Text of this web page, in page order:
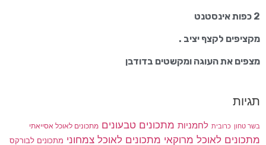
2 כפות אינסטנט
מקציפים לקצף יציב .
מצפים את העוגה ומקשטים בדודבן
תגיות
בשר טחון כרובית לחמניות מתכונים טבעונים מתכונים לאוכל אסייאתי
מתכונים לאוכל מרוקאי מתכונים לאוכל צמחוני מתכונים לבורקס